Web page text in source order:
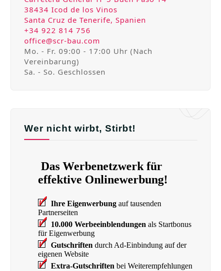
38434 Icod de los Vinos
Santa Cruz de Tenerife, Spanien
+34 922 814 756
office@scr-bau.com
Mo. - Fr. 09:00 - 17:00 Uhr (Nach
Vereinbarung)
Sa. - So. Geschlossen
Wer nicht wirbt, Stirbt!